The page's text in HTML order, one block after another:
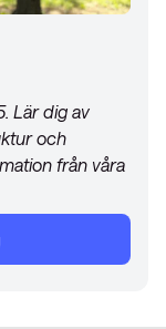
Lär dig av
och
från våra